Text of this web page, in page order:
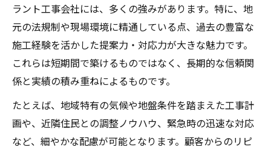
ラント工事会社には、多くの強みがあります。特に、地
元の法規制や現場環境に精通している点、過去の豊富な
施工経験を活かした提案力・対応力が大きな魅力です。
これらは短期間で築けるものではなく、長期的な信頼関
係と実績の積み重ねによるものです。
たとえば、地域特有の気候や地盤条件を踏まえた工事計
画や、近隣住民との調整ノウハウ、緊急時の迅速な対応
など、細やかな配慮が可能となります。顧客からのリピ